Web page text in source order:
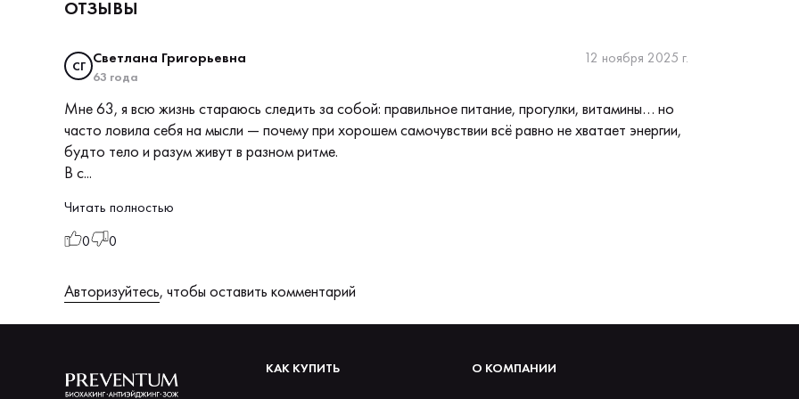
ОТЗЫВЫ
СГ Светлана Григорьевна
63 года
12 ноября 2025 г.
Мне 63, я всю жизнь стараюсь следить за собой: правильное питание, прогулки, витамины… но
часто ловила себя на мысли — почему при хорошем самочувствии всё равно не хватает энергии,
будто тело и разум живут в разном ритме.
В с...
Читать полностью
0
0
Авторизуйтесь, чтобы оставить комментарий
КАК КУПИТЬ О КОМПАНИИ